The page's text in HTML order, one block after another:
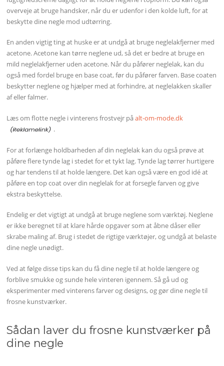
overveje at bruge handsker, når du er udenfor i den kolde luft, for at
beskytte dine negle mod udtørring.
En anden vigtig ting at huske er at undgå at bruge neglelakfjerner med
acetone. Acetone kan tørre neglene ud, så det er bedre at bruge en
mild neglelakfjerner uden acetone. Når du påfører neglelak, kan du
også med fordel bruge en base coat, før du påfører farven. Base coaten
beskytter neglene og hjælper med at forhindre, at neglelakken skaller
af eller falmer.
Læs om flotte negle i vinterens frostvejr påalt-om-mode.dk
.
For at forlænge holdbarheden af din neglelak kan du også prøve at
påføre flere tynde lag i stedet for et tykt lag. Tynde lag tørrer hurtigere
og har tendens til at holde længere. Det kan også være en god idé at
påføre en top coat over din neglelak for at forsegle farven og give
ekstra beskyttelse.
Endelig er det vigtigt at undgå at bruge neglene som værktøj. Neglene
er ikke beregnet til at klare hårde opgaver som at åbne dåser eller
skrabe maling af. Brug i stedet de rigtige værktøjer, og undgå at belaste
dine negle unødigt.
Ved at følge disse tips kan du få dine negle til at holde længere og
forblive smukke og sunde hele vinteren igennem. Så gå ud og
eksperimenter med vinterens farver og designs, og gør dine negle til
frosne kunstværker.
Sådan laver du frosne kunstværker på
dine negle